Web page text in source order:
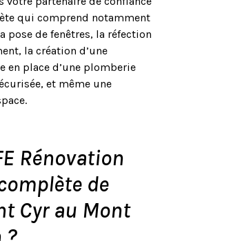
qui comprend notamment
pose de fenêtres, la réfection
la création d’une
en place d’une plomberie
et même une
Rénovation
de
Cyr au Mont